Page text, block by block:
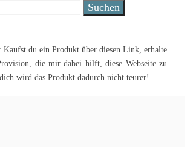
du ein Produkt über diesen Link, erhalte
die mir dabei hilft, diese Webseite zu
wird das Produkt dadurch nicht teurer!